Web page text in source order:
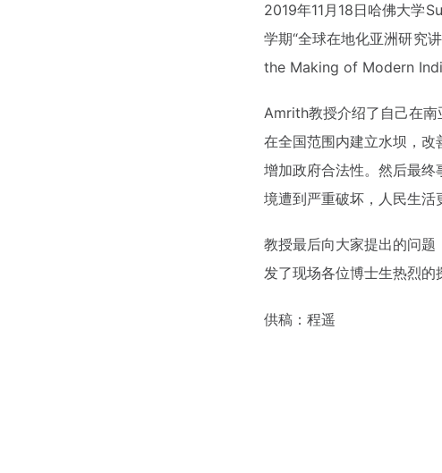
2019年11月18日哈佛大学
学期“全球在地化亚洲研究
the Making of Modern
Amrith教授介绍了自己在南
在全国范围内建立水坝，改
增加政府合法性。然后最
境遭到严重破坏，人民生活
教授最后向大家提出的问
发了现场各位博士生热烈的
供稿：程遥